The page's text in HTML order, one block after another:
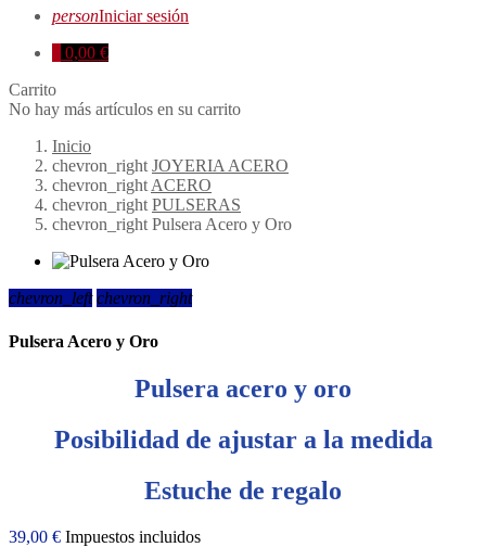
personIniciar sesión
0,00 €
Carrito
No hay más artículos en su carrito
Inicio
chevron_right JOYERIA ACERO
chevron_right ACERO
chevron_right PULSERAS
chevron_right Pulsera Acero y Oro
chevron_left chevron_right
Pulsera Acero y Oro
Pulsera acero y oro
Posibilidad de ajustar a la medida
Estuche de regalo
39,00 € Impuestos incluidos